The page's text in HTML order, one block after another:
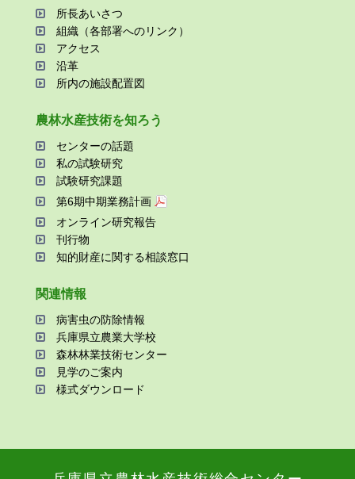
所⻑あいさつ
組織（各部署へのリンク）
アクセス
沿⾰
所内の施設配置図
農林⽔産技術を知ろう
センターの話題
私の試験研究
試験研究課題
第6期中期業務計画
オンライン研究報告
刊⾏物
知的財産に関する相談窓⼝
関連情報
病害⾍の防除情報
兵庫県⽴農業⼤学校
森林林業技術センター
⾒学のご案内
様式ダウンロード